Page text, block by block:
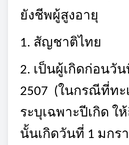
ยังชีพผู้สูงอายุ
1. สัญชาติไทย
2. เป็นผู้เกิดก่อนวั
2507 (ในกรณีที่ทะ
ระบุเฉพาะปีเกิด ใ
นั้นเกิดวันที่ 1 มกร